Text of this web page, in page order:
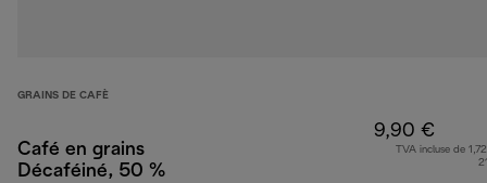
GRAINS DE CAFÈ
Café en grains
Décaféiné, 50 %
9,90 €
TVA incluse de